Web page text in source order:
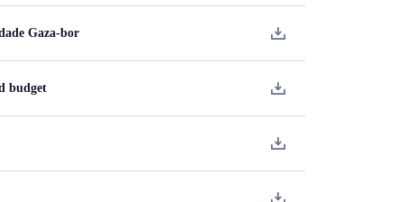
Gaza-bor
budget